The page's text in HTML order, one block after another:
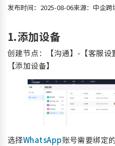
发布时间：2025-08-06来源：中企跨
1.添加设备
创建节点：【沟通】-【客服设
【添加设备】
选择WhatsApp账号需要绑定